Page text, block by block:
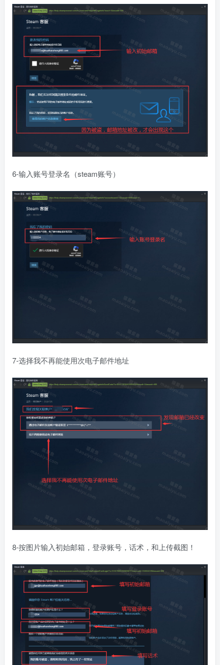
6-输入账号登录名（steam账号）
7-选择我不再能使用次电子邮件地址
8-按图片输入初始邮箱，登录账号，话术，和上传截图！